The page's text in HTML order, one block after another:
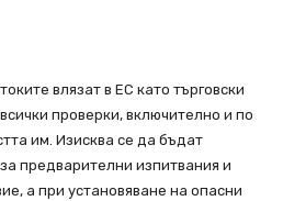
влязат в ЕС като търговски
проверки, включително и по
им. Изисква се да бъдат
предварителни изпитвания и
а при установяване на опасни